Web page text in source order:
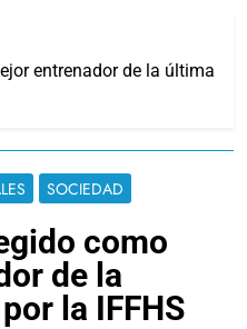
entrenador de la última
SOCIEDAD
como
de la
la IFFHS